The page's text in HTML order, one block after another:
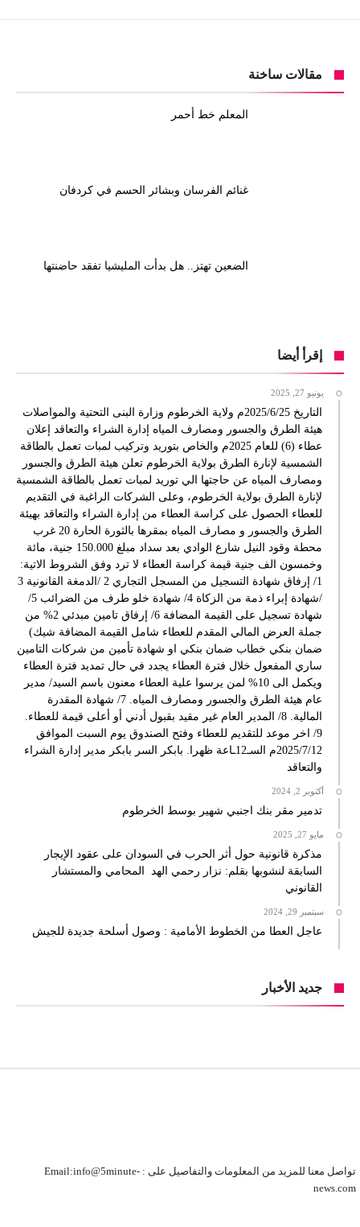
مقالات ساخنة
المعلم خط أحمر
غنائم الفرسان وبشائر الحسم في كردفان
الضعين تهتز.. هل بدأت المليشيا تفقد حاضنتها
إقرأ أيضا
يونيو 27, 2025
التاريخ 2025/6/25م ولاية الخرطوم وزارة البنى التحتية والمواصلات
هيئة الطرق والجسور ومصارف المياه إدارة الشراء والتعاقد إعلان
عطاء (6) للعام 2025م والخاص بتوريد وتركيب لمبات تعمل بالطاقة
الشمسية لإنارة الطرق بولاية الخرطوم تعلن هيئة الطرق والجسور
ومصارف المياه عن حاجتها الي توريد لمبات تعمل بالطاقة الشمسية
لإنارة الطرق بولاية الخرطوم، وعلى الشركات الراغبة في التقديم
للعطاء الحصول على كراسة العطاء من إدارة الشراء والتعاقد بهيئة
الطرق والجسور و مصارف المياه بمقرها بالثورة الحارة 20 غرب
محطة وقود النيل شارع الوادي بعد سداد مبلغ 150.000 جنية، مائة
وخمسون الف جنية قيمة كراسة العطاء لا ترد وفق الشروط الاتية:
1/ إرفاق شهادة التسجيل من المسجل التجاري 2 /الدمغة القانونية 3
/شهادة إبراء ذمة من الزكاة 4/ شهادة خلو طرف من الضرائب 5/
شهادة تسجيل على القيمة المضافة 6/ إرفاق تامين مبدئي 2% من
جملة العرض المالي المقدم للعطاء شامل القيمة المضافة شيك)
ضمان بنكي خطاب ضمان بنكي او شهادة تأمين من شركات التامين
ساري المفعول خلال فترة العطاء يجدد في حال تمديد فترة العطاء
ويكمل الى 10% لمن يرسوا علية العطاء معنون باسم السيد/ مدير
عام هيئة الطرق والجسور ومصارف المياه. 7/ شهادة المقدرة
المالية. 8/ المدير العام غير مقيد بقبول أدني أو أعلى قيمة للعطاء.
9/ اخر موعد للتقديم للعطاء وفتح الصندوق يوم السبت الموافق
2025/7/12م السـ12ـاعة ظهرا. بابكر السر بابكر مدير إدارة الشراء
والتعاقد
أكتوبر 2, 2024
تدمير مقر بنك اجنبي شهير بوسط الخرطوم
مايو 27, 2025
مذكرة قانونية حول أثر الحرب في السودان على عقود الإيجار
السابقة لنشوبها بقلم: نزار رحمي الهد المحامي والمستشار
القانوني
سبتمبر 29, 2024
عاجل العطا من الخطوط الأمامية : وصول أسلحة جديدة للجيش
جديد الأخبار
تواصل معنا للمزيد من المعلومات والتفاصيل على : Email:info@5minute-
news.com